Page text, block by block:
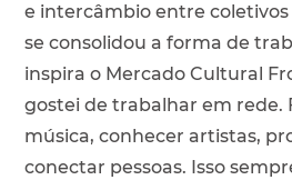
e intercâmbio entre coletivos
se consolidou a forma de
inspira o Mercado Cultural
gostei de trabalhar em rede.
música, conhecer artistas,
conectar pessoas. Isso